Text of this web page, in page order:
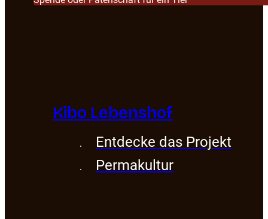
Kibo Lebenshof
Entdecke das Projekt
Permakultur